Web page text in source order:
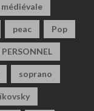
peac Pop
PERSONNEL
soprano